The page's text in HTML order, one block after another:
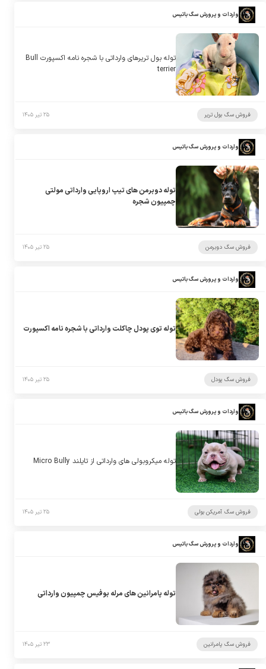
واردات و پرورش سگ باتیس
توله بول تریرهای وارداتی با شجره نامه اکسپورت Bull
terrier
فروش سگ بول تریر ۲۵ تیر ۱۴۰۵
واردات و پرورش سگ باتیس
توله دوبرمن های تیپ اروپایی وارداتی مولتی
چمپیون شجره
فروش سگ دوبرمن ۲۵ تیر ۱۴۰۵
واردات و پرورش سگ باتیس
توله توی پودل چاکلت وارداتی با شجره نامه اکسپورت
فروش سگ پودل ۲۵ تیر ۱۴۰۵
واردات و پرورش سگ باتیس
توله میکروبولی های وارداتی از تایلند Micro Bully
فروش سگ آمریکن بولی ۲۵ تیر ۱۴۰۵
واردات و پرورش سگ باتیس
توله پامرانین های مرله بوفیس چمپیون وارداتی
فروش سگ پامرانین ۲۳ تیر ۱۴۰۵